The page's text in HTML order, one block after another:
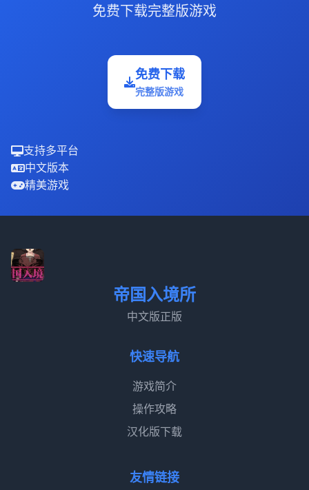
免费下载完整版游戏
免费下载
完整版游戏
支持多平台
中文版本
精美游戏
帝国入境所
中文版正版
快速导航
游戏简介
操作攻略
汉化版下载
友情链接